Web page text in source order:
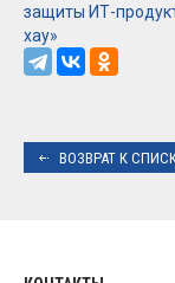
защиты ИТ-
хау»
ВОЗВРАТ К